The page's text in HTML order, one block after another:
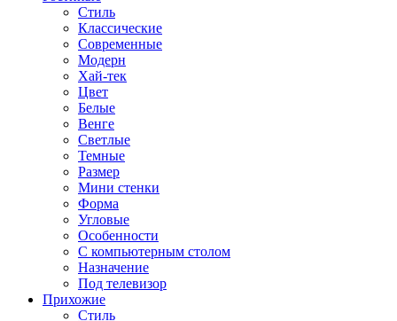
Стиль
Классические
Современные
Модерн
Хай-тек
Цвет
Белые
Венге
Светлые
Темные
Размер
Мини стенки
Форма
Угловые
Особенности
С компьютерным столом
Назначение
Под телевизор
Прихожие
Стиль